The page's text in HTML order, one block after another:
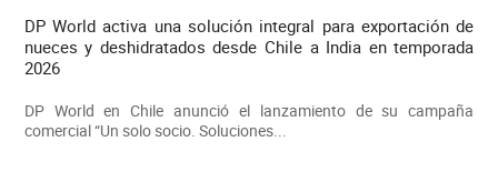
DP World activa una solución integral para exportación de
nueces y deshidratados desde Chile a India en temporada
2026
DP World en Chile anunció el lanzamiento de su campaña
comercial “Un solo socio. Soluciones...